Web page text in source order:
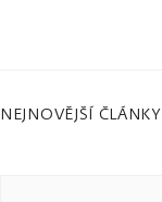
NEJNOVĚJŠÍ ČLÁNKY